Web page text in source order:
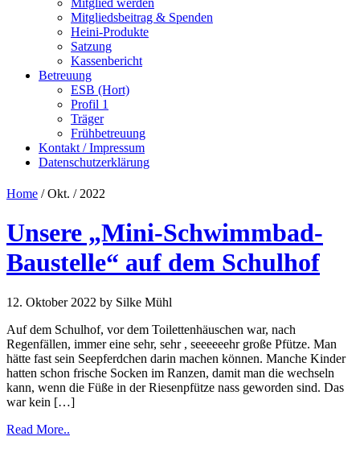
Mitgliedsbeitrag & Spenden
Heini-Produkte
Satzung
Kassenbericht
Betreuung
ESB (Hort)
Profil 1
Träger
Frühbetreuung
Kontakt / Impressum
Datenschutzerklärung
Home / Okt. / 2022
Unsere „Mini-Schwimmbad-
Baustelle“ auf dem Schulhof
12. Oktober 2022 by Silke Mühl
Auf dem Schulhof, vor dem Toilettenhäuschen war, nach
Regenfällen, immer eine sehr, sehr , seeeeeehr große Pfütze. Man
hätte fast sein Seepferdchen darin machen können. Manche Kinder
hatten schon frische Socken im Ranzen, damit man die wechseln
kann, wenn die Füße in der Riesenpfütze nass geworden sind. Das
war kein […]
Read More..